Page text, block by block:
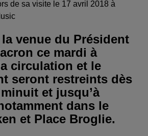
de sa visite le 17 avril 2018 à
venue du Président
ce mardi à
circulation et le
seront restreints dès
et jusqu’à
dans le
et Place Broglie.